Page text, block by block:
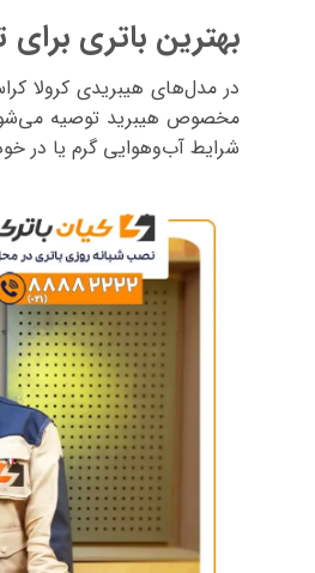
بهترین باتری برای
مخصوص هیبرید توصیه
شرایط آب‌وهوایی گرم یا در